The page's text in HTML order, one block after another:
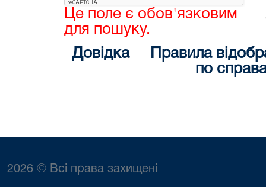
Це поле є обов'язковим
для пошуку.
Довідка
Правила
по
2026 © Всі права захищені